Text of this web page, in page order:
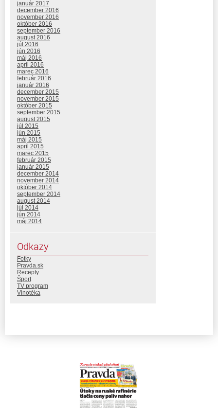
január 2017
december 2016
november 2016
október 2016
september 2016
august 2016
júl 2016
jún 2016
máj 2016
apríl 2016
marec 2016
február 2016
január 2016
december 2015
november 2015
október 2015
september 2015
august 2015
júl 2015
jún 2015
máj 2015
apríl 2015
marec 2015
február 2015
január 2015
december 2014
november 2014
október 2014
september 2014
august 2014
júl 2014
jún 2014
máj 2014
Odkazy
Fotky
Pravda.sk
Recepty
Šport
TV program
Vinotéka